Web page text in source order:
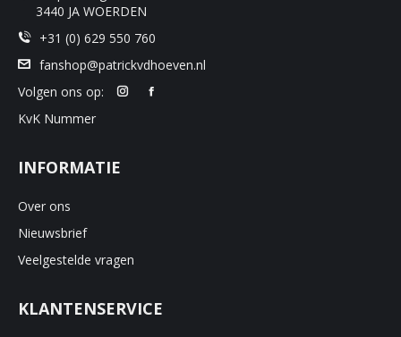
3440 JA WOERDEN
+31 (0) 629 550 760
fanshop@patrickvdhoeven.nl
Volgen ons op:
KvK Nummer
INFORMATIE
Over ons
Nieuwsbrief
Veelgestelde vragen
KLANTENSERVICE